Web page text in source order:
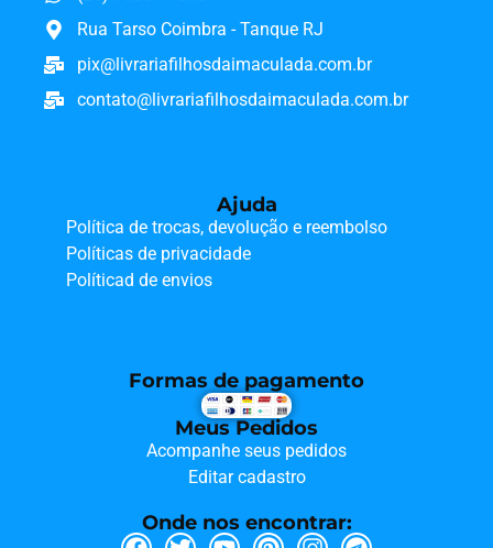
Rua Tarso Coimbra - Tanque RJ
pix@livrariafilhosdaimaculada.com.br
contato@livrariafilhosdaimaculada.com.br
Ajuda
Política de trocas, devolução e reembolso
Políticas de privacidade
Políticad de envios
Formas de pagamento
Meus Pedidos
Acompanhe seus pedidos
Editar cadastro
Onde nos encontrar: